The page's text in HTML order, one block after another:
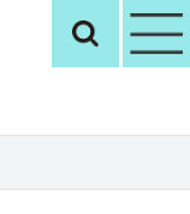
観光いばらき検